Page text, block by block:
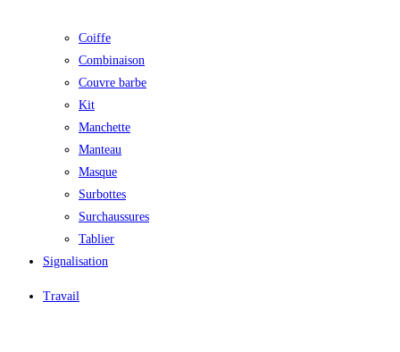
Coiffe
Combinaison
Couvre barbe
Kit
Manchette
Manteau
Masque
Surbottes
Surchaussures
Tablier
Signalisation
Travail